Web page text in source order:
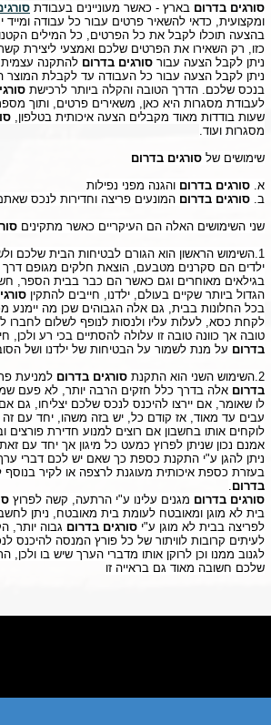
סורגים בדרום בארץ - כאשר מעוניינים בעבודת
ומקצועית, כדאי להשאיר פרטים עבור כל עבודה
בהצעה תוכלו לקבל את כל הפרטים, כל המילים
כזו, רק השאירו את הפרטים שלכם ואמצעי ליצירת
ניתן לקבל הצעה עבור סורגים בדרום להתקנה
ניתן לקבל הצעה עבור כל העבודה עד לקבלת המוצר
בנכס שלכם. הדרך הטובה והקלה ביותר לרכישת
לעבודת מסגרות היא כאן, משאירים פרטים, ותוך
שעות בודדות מאוד מקבלים הצעה איכותית בטלפון,
מסגרות ועוד.
שימושים של סורגים בדרום
א. סורגים בדרום והגנה מפני נפילות
ב. סורגים בדרום המונעים פריצה וחדירות לנכס שאתם
שני השימושים האלה הם העיקריים כאשר מתקינים
1.השימוש הראשון הוא הגורם לבטיחות הבית שלכם
ילדים הם סקרנים מטבעם, הוצאת חלקים מגופם דרך
בגילאים מאוחרים וגם כאשר הם כבר בבית הספר,
הגדול ביותר שקיים בעולם, ילדנו, חייבים להתקין
בכל החלונות בבית, גם אלה הגבוהים שכן מה יימנע
לקחת כסא, לעלות עליו ולנסות לנופף לשלום לחברו
טובה אך כוונה טובה זו עלולה להסתיים בכי רע ולכן,
בדרום על מנת לשמור על הבטיחות של ילדנו ושל
2.השימוש השני הוא התקנת
סורגים בדרום למניעת
בדרום אלה בדרך כלל חזקים הרבה יותר, לא פעם
לו שאומר, אם יירצו להיכנס לנכס שלכם יצליחו, גם אם
עבים עד מאוד, אז קודם כל, יש בזה משהו, יחד עם
לוקחים אותו בחשבון אם רוצים למנוע חדירת פורצים
אמנם נכון שניתן לפרוץ כמעט כל מיגון אך יחד עם
ניתן להגן ע"י התקנת כספת כך שאם יש לכם דברי ערך
בעזרת כספת איכותית מעוגנת לרצפה או לקיר
בדרום.
סורגים בדרום מגנים עלינו ע"י הרתעה, קשה לפרוץ
בית לא מוגן ומאובטח לעומת בית מאובטח, ניתן
לפריצה בבית לא מוגן ע"י סורגים בדרום גבוה יותר,
לעיתים קרובות לוויתור של כל פורץ המנסה להיכנס
לגנוב ממנו וכן לרוקן אותו מדברי הערך שיש בו ולכן,
שלכם חשובה מאוד גם בראייה זו